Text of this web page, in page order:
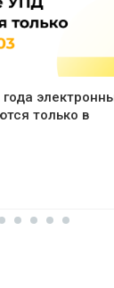
только в